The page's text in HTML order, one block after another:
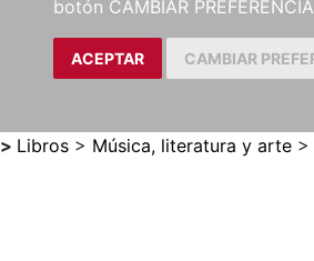
botón CAMBIAR
ACEPTAR CAMBIAR
> Libros > Música, literatura y arte >